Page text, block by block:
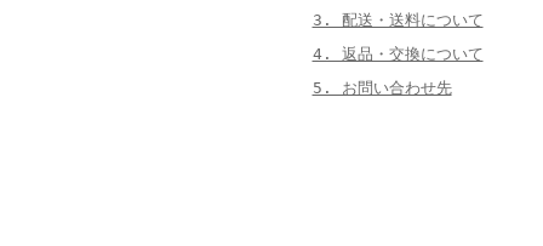
3. 配送・送料について
4. 返品・交換について
5. お問い合わせ先